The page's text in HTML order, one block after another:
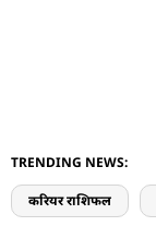
TRENDING NEWS:
करियर राशिफल